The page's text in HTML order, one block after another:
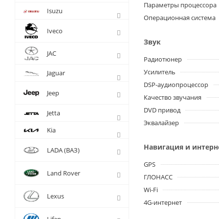
Параметры процессора
Операционная система
Звук
Радиотюнер
Усилитель
DSP-аудиопроцессор
Качество звучания
DVD привод
Эквалайзер
Навигация и
GPS
ГЛОНАСС
Wi-Fi
4G-интернет
Isuzu
Iveco
JAC
Jaguar
Jeep
Jetta
Kia
LADA (ВАЗ)
Land Rover
Lexus